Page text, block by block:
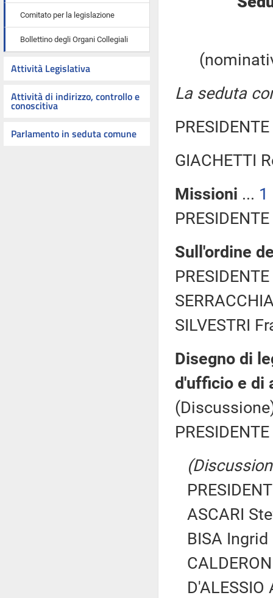
Comitato per la legislazione
Bollettino degli Organi Collegiali
Attività Legislativa
Attività di indirizzo, controllo e
conoscitiva
Parlamento in seduta comune
La seduta
GIACHETTI
Missioni ... 1
Sull'ordine
SILVESTRI
Disegno di
d'ufficio e di
ASCARI
BISA